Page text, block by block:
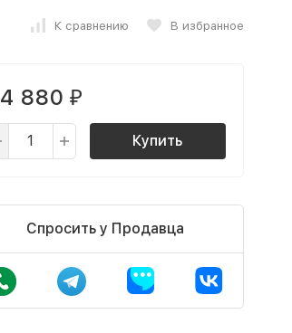
К сравнению В избранное
880 ₽
Купить
Спросить у Продавца